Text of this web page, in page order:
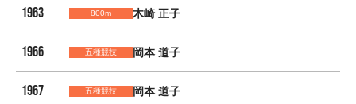
1963 800m 木崎 正子
1966 五種競技 岡本 道子
1967 五種競技 岡本 道子